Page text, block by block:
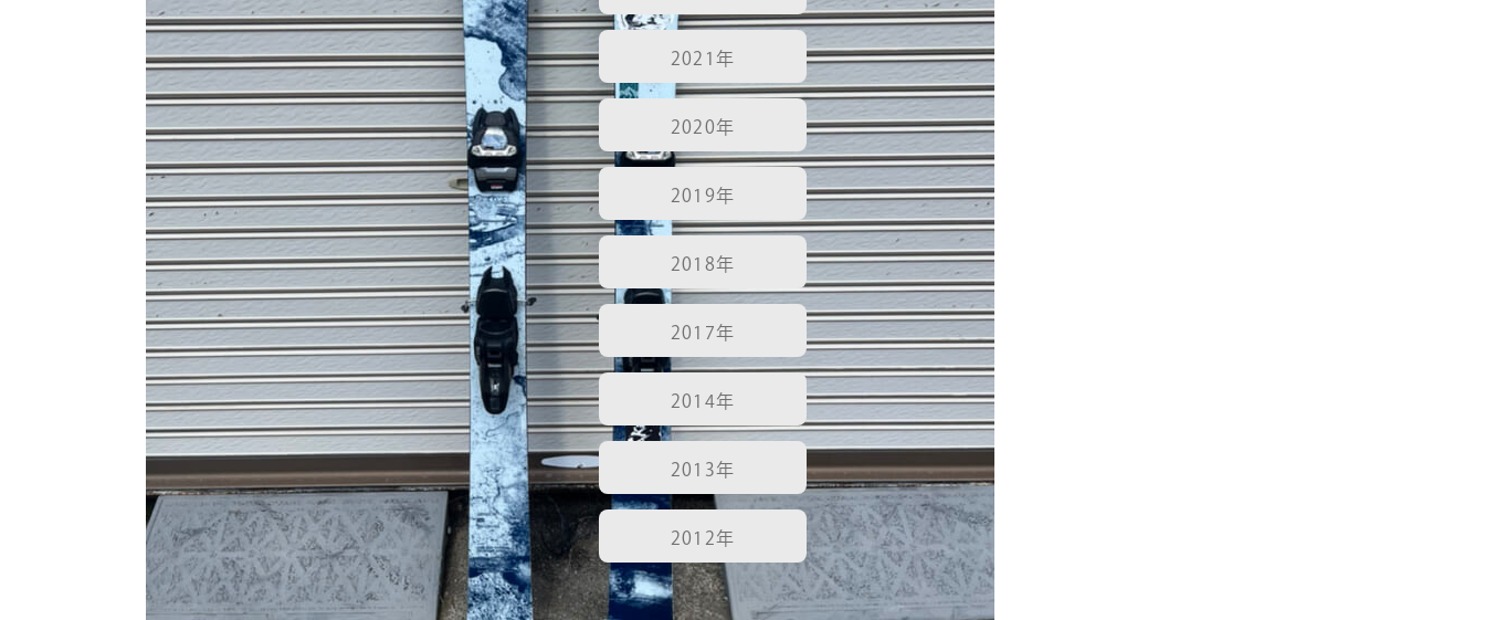
2021年
2020年
2019年
2018年
2017年
2014年
2013年
2012年